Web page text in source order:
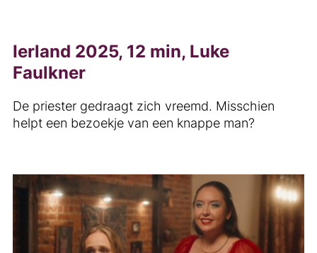
Ierland 2025, 12 min, Luke
Faulkner
De priester gedraagt zich vreemd. Misschien
helpt een bezoekje van een knappe man?